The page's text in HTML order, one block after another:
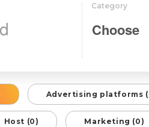
Category
Advertising platforms
Host (0) Marketing (0)